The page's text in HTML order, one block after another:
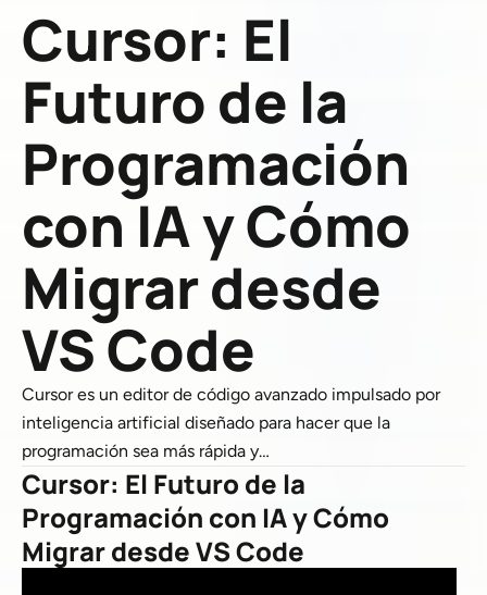
Cursor: El
Futuro de la
Programación
con IA y Cómo
Migrar desde
VS Code
Cursor es un editor de código avanzado impulsado por
inteligencia artificial diseñado para hacer que la
programación sea más rápida y…
Cursor: El Futuro de la
Programación con IA y Cómo
Migrar desde VS Code